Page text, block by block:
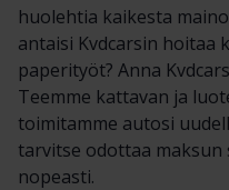
huolehtia kaikesta
antaisi Kvdcarsin hoitaa
paperityöt? Anna
Teemme kattavan ja
toimitamme autosi
tarvitse odottaa maksun
nopeasti.